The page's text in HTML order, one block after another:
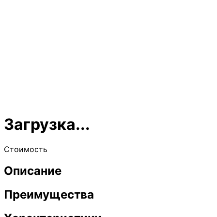
Загрузка...
Стоимость
Описание
Преимущества